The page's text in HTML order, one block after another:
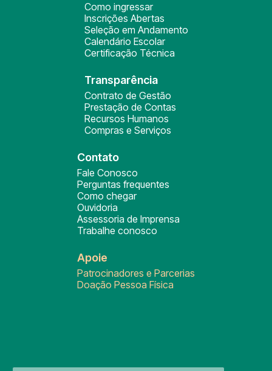
Como ingressar
Inscrições Abertas
Seleção em Andamento
Calendário Escolar
Certificação Técnica
Transparência
Contrato de Gestão
Prestação de Contas
Recursos Humanos
Compras e Serviços
Contato
Fale Conosco
Perguntas frequentes
Como chegar
Ouvidoria
Assessoria de Imprensa
Trabalhe conosco
Apoie
Patrocinadores e Parcerias
Doação Pessoa Física